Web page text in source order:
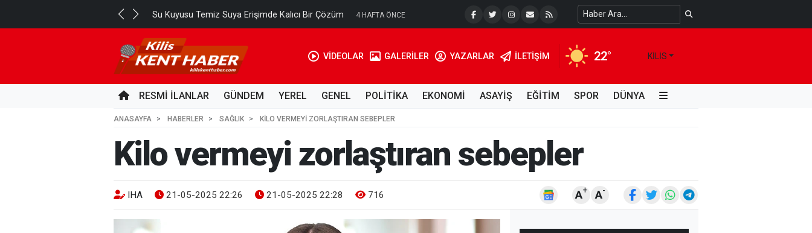
Su Kuyusu Temiz Suya Erişimde Kalıcı Bir Çözüm 4 HAFTA ÖNCE Ahmet Telli Kimdir, Hayatı ve Unutulmaz Eserleri Türk...
VİDEOLAR GALERİLER YAZARLAR İLETIŞIM 22° KILIS
RESMİ İLANLAR GÜNDEM YEREL GENEL POLİTİKA EKONOMİ ASAYİŞ EĞİTİM SPOR DÜNYA
ANASAYFA HABERLER SAĞLIK KILO VERMEYI ZORLAŞTIRAN SEBEPLER
Kilo vermeyi zorlaştıran sebepler
IHA 21-05-2025 22:26 21-05-2025 22:28 716 A+ A-